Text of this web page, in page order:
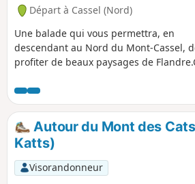
Départ à Cassel (Nord)
Une balade qui vous permettra, en
descendant au Nord du Mont-Cassel,
profiter de beaux paysages de
sont pas des routes à grande
Autour du Mont des
Katts)
Visorandonneur